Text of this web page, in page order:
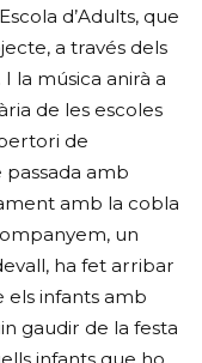
d’Adults, que
a través dels
la música anirà a
de les escoles
de
amb
amb la cobla
un
ha fet arribar
infants amb
gaudir de la festa